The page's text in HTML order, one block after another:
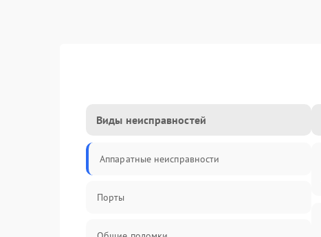
Виды неисправностей
Аппаратные неисправности
Порты